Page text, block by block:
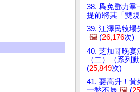
38. 爲免鄧力羣
提前將其「雙規
39. 江澤民牧場
🖼️ (26,176次)
40. 芝加哥晚宴
（二）（系列
(25,849次)
41. 要高升！黃
一愁不展 🖼️ (